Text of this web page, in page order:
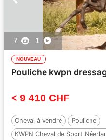
7 1
NOUVEAU
Pouliche kwpn
< 9 410 CHF
Cheval à vendre
Pouliche
KWPN Cheval de Sport